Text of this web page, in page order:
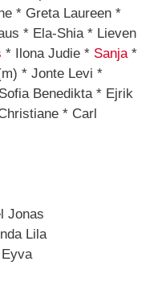
* Greta Laureen *
* Ela-Shia * Lieven
* Ilona Judie * Sanja *
* Jonte Levi *
Benedikta * Ejrik
* Carl
Jonas
Lila